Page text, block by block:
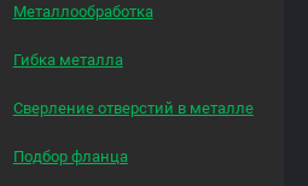
Металлообработка
Гибка металла
Сверление отверстий в металле
Подбор фланца